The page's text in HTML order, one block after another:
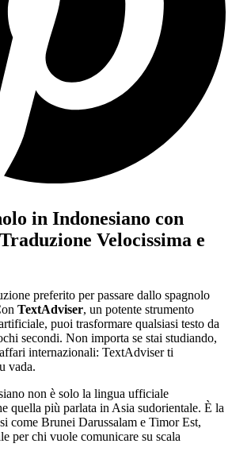
in Indonesiano con
Velocissima e
preferito per passare dallo spagnolo
TextAdviser, un potente strumento
puoi trasformare qualsiasi testo da
secondi. Non importa se stai studiando,
internazionali: TextAdviser ti
vada.
non è solo la lingua ufficiale
quella più parlata in Asia sudorientale. È la
come Brunei Darussalam e Timor Est,
per chi vuole comunicare su scala